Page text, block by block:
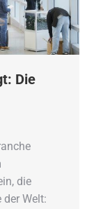
Die
die
Welt: